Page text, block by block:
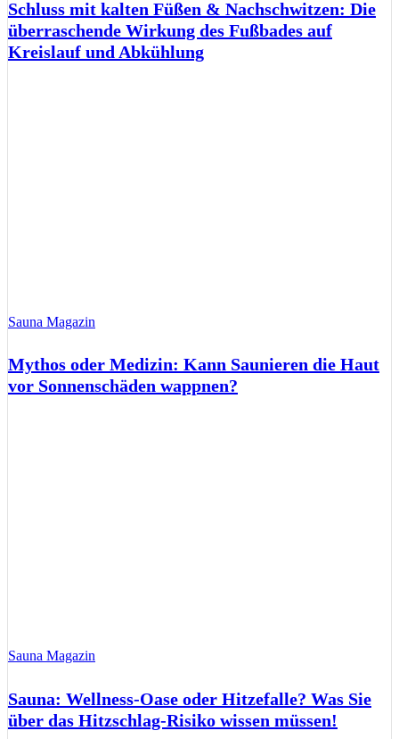
Schluss mit kalten Füßen & Nachschwitzen: Die
überraschende Wirkung des Fußbades auf
Kreislauf und Abkühlung
Sauna Magazin
Mythos oder Medizin: Kann Saunieren die Haut
vor Sonnenschäden wappnen?
Sauna Magazin
Sauna: Wellness-Oase oder Hitzefalle? Was Sie
über das Hitzschlag-Risiko wissen müssen!